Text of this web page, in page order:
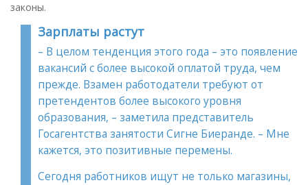
законы.
Зарплаты растут
– В целом тенденция этого года – это появление
вакансий с более высокой оплатой труда, чем
прежде. Взамен работодатели требуют от
претендентов более высокого уровня
образования, – заметила представитель
Госагентства занятости Сигне Биеранде. – Мне
кажется, это позитивные перемены.
Сегодня работников ищут не только магазины,